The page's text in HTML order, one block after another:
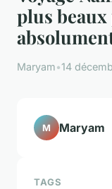
plus beaux
Maryam•14
M Maryam
TAGS